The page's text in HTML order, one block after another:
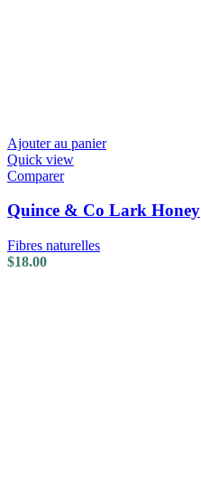
Ajouter au panier
Quick view
Comparer
Quince & Co Lark Honey
Fibres naturelles
$18.00